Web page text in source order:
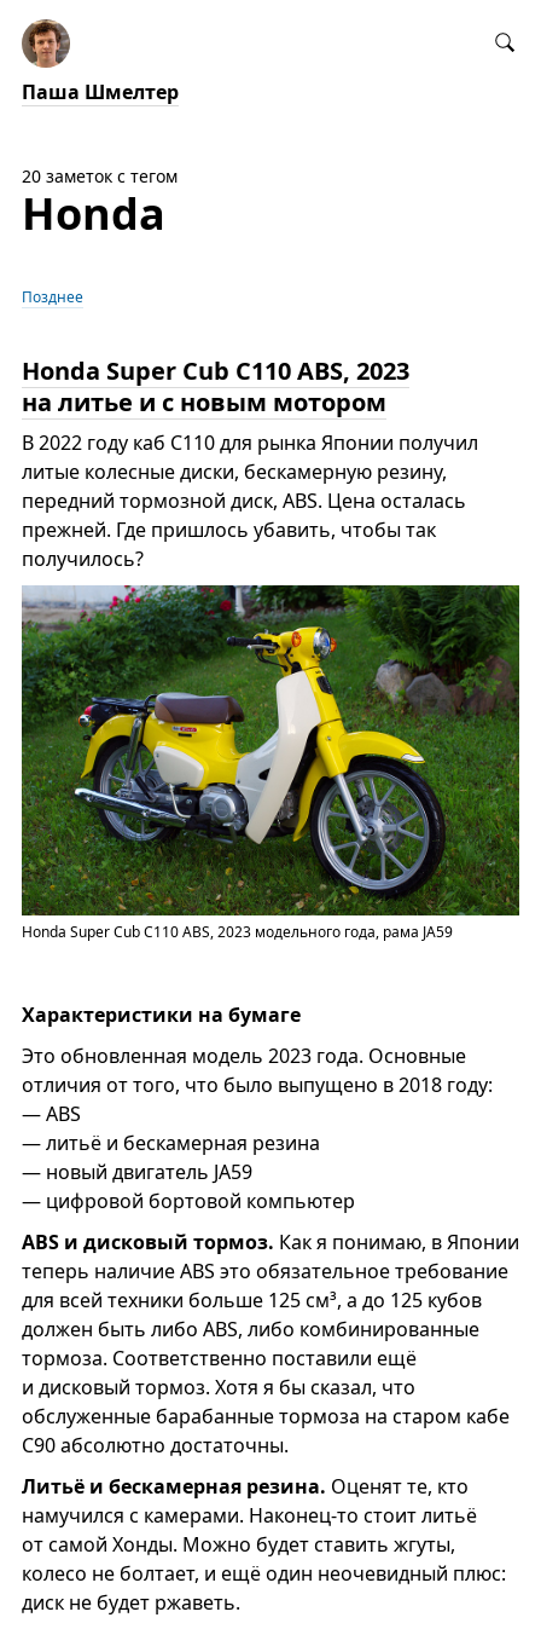
Паша Шмелтер
20 заметок с тегом
Honda
Позднее
Honda Super Cub C110 ABS, 2023
на литье и с новым мотором
В 2022 году каб С110 для рынка Японии получил
литые колесные диски, бескамерную резину,
передний тормозной диск, ABS. Цена осталась
прежней. Где пришлось убавить, чтобы так
получилось?
Honda Super Cub C110 ABS, 2023 модельного года, рама JA59
Характеристики на бумаге
Это обновленная модель 2023 года. Основные
отличия от того, что было выпущено в 2018 году:
— ABS
— литьё и бескамерная резина
— новый двигатель JA59
— цифровой бортовой компьютер
ABS и дисковый тормоз. Как я понимаю, в Японии
теперь наличие ABS это обязательное требование
для всей техники больше 125 см³, а до 125 кубов
должен быть либо ABS, либо комбинированные
тормоза. Соответственно поставили ещё
и дисковый тормоз. Хотя я бы сказал, что
обслуженные барабанные тормоза на старом кабе
С90 абсолютно достаточны.
Литьё и бескамерная резина. Оценят те, кто
намучился с камерами. Наконец-то стоит литьё
от самой Хонды. Можно будет ставить жгуты,
колесо не болтает, и ещё один неочевидный плюс:
диск не будет ржаветь.